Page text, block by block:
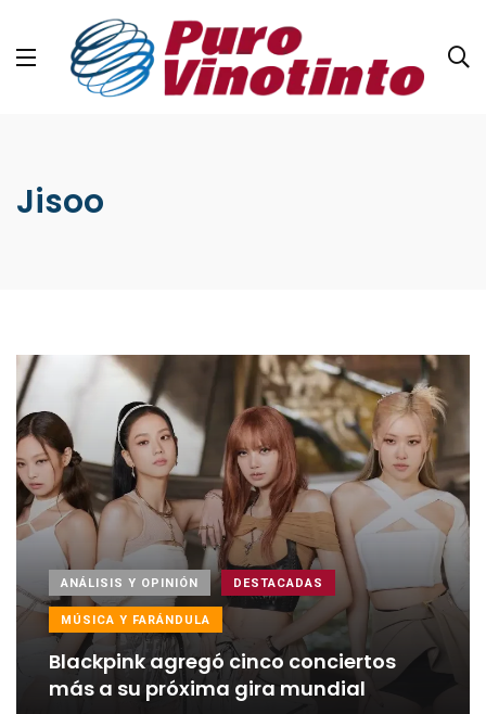
Jisoo
ANÁLISIS Y OPINIÓN DESTACADAS
MÚSICA Y FARÁNDULA
Blackpink agregó cinco conciertos
más a su próxima gira mundial